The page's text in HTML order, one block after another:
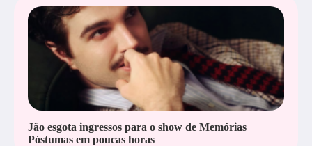
Jão esgota ingressos para o show de Memórias
Póstumas em poucas horas